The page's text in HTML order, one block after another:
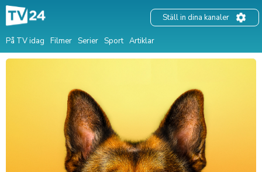
På TV idag Filmer Serier Sport Artiklar
Ställ in dina kanaler